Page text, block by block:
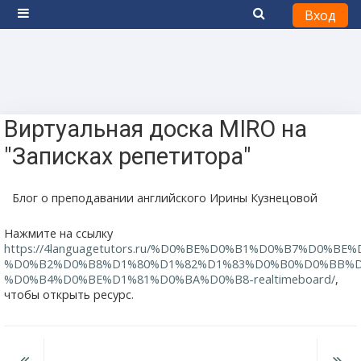
Боковая панель
Вход
Виртуальная доска MIRO на
"Записках репетитора"
Блог о преподавании английского Ирины Кузнецовой
Нажмите на ссылку
https://4languagetutors.ru/
%D0%B4%D0%BE%D1%81%D0%BA%D0%B8-realtimeboard/,
чтобы открыть ресурс.